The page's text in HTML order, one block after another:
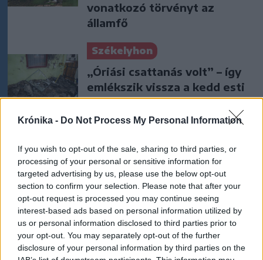
Krónika - Do Not Process My Personal Information
If you wish to opt-out of the sale, sharing to third parties, or
processing of your personal or sensitive information for
targeted advertising by us, please use the below opt-out
section to confirm your selection. Please note that after your
opt-out request is processed you may continue seeing
interest-based ads based on personal information utilized by
us or personal information disclosed to third parties prior to
your opt-out. You may separately opt-out of the further
disclosure of your personal information by third parties on the
vonatkozó törvényt az
államfő
Székelyhon
„Óriási csattanás volt” – így
emlékszik vissza a kedd esti
balesetre a csíkszeredai
családfő
Székelyhon
Visszaküldte a parlamentnek
Nicușor Dan a közel 900
medve kilövését lehetővé
tevő törvényt
Székely Sport